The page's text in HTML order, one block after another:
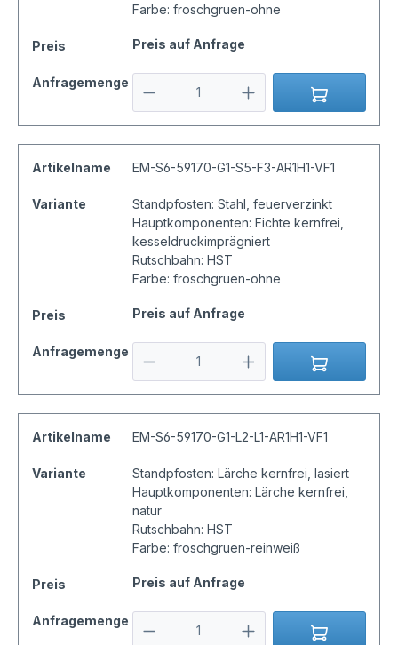
Farbe: froschgruen-ohne
Preis Preis auf Anfrage
Anfragemenge
Artikelname EM-S6-59170-G1-S5-F3-AR1H1-VF1
Variante
Standpfosten: Stahl, feuerverzinkt
Hauptkomponenten: Fichte kernfrei,
kesseldruckimprägniert
Rutschbahn: HST
Farbe: froschgruen-ohne
Preis Preis auf Anfrage
Anfragemenge
Artikelname EM-S6-59170-G1-L2-L1-AR1H1-VF1
Variante
Standpfosten: Lärche kernfrei, lasiert
Hauptkomponenten: Lärche kernfrei,
natur
Rutschbahn: HST
Farbe: froschgruen-reinweiß
Preis Preis auf Anfrage
Anfragemenge